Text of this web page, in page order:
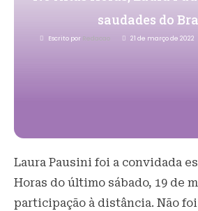
saudades do
Escrito por Redacao 21 de março de 2022
Laura Pausini foi a convidada
Horas do último sábado, 19 de
participação à distância. Não